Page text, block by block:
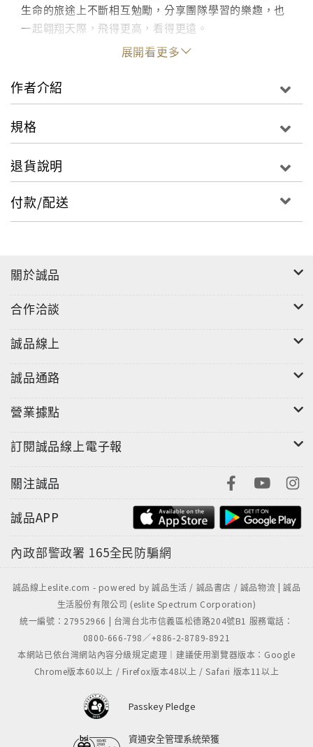
生命的旅途上不斷相互勉勵，分享團隊學習的樂趣，也
一起翱翔天際，飛得更高，看得更遠。
展開看更多
作者介紹
規格
退貨說明
付款/配送
關於誠品
合作洽談
誠品線上
誠品通路
營業據點
訂閱誠品線上電子報
關注誠品
誠品APP
內政部警政署 165全民防騙網
誠品線上eslite.com - powered by 誠品生活 / 誠品書店 / 誠品物流 | 誠品
生活股份有限公司 (eslite Spectrum Corporation)
統一編號：27952966 | 台灣台北市信義區松德路204號B1 服務電話：
0800-666-798／+886-2-8789-8921
本網站已依台灣網站內容分級規定處理｜建議使用瀏覽器版本：Google
Chrome版本60以上 / Firefox版本48以上 / Safari 版本11以上
Passkey Pledge
資通安全管理系統榮獲